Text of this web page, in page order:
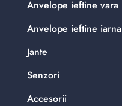
Anvelope ieftine vara
Anvelope ieftine iarna
Jante
Senzori
Accesorii